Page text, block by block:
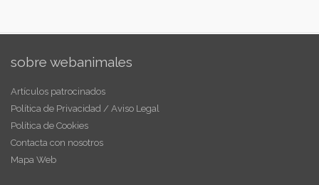
sobre webanimales
Artículos patrocinados
Política de Privacidad / Aviso Legal
Política de Cookies
Contacta con nosotros
Mapa Web